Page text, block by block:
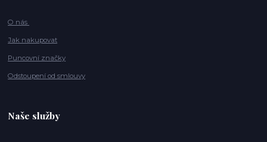
O nás
Jak nakupovat
Puncovní značky
Odstoupení od smlouvy
Naše služby